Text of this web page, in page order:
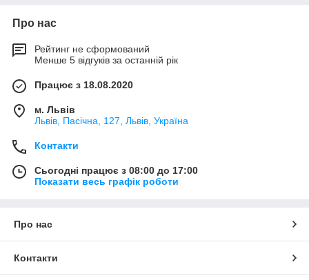
Про нас
Рейтинг не сформований
Менше 5 відгуків за останній рік
Працює з 18.08.2020
м. Львів
Львів, Пасічна, 127, Львів, Україна
Контакти
Сьогодні працює з 08:00 до 17:00
Показати весь графік роботи
Про нас
Контакти